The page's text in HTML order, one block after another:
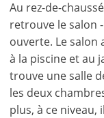
Au rez-de-
retrouve le salon
ouverte. Le salon
à la piscine et au
trouve une salle
les deux
plus, à ce niveau,